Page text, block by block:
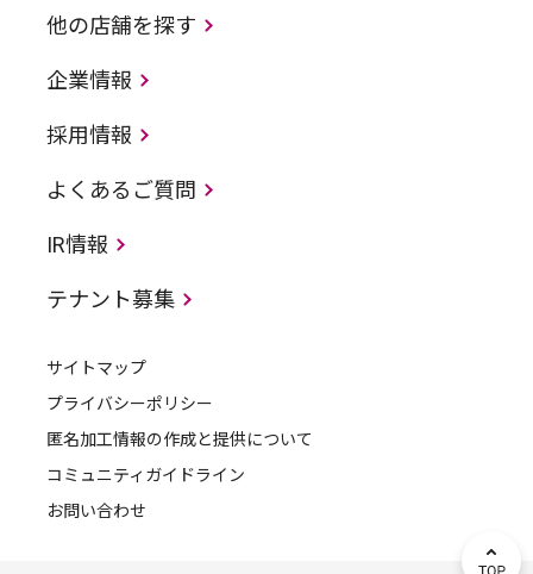
他の店舗を探す
企業情報
採用情報
よくあるご質問
IR情報
テナント募集
サイトマップ
プライバシーポリシー
匿名加工情報の作成と提供について
コミュニティガイドライン
お問い合わせ